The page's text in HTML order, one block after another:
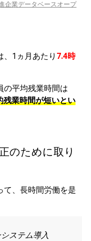
企業データベースオープ
、1ヵ月あたり 7.4時
の平均残業時間は
残業時間が短いとい
のために取り
て、長時間労働を是
ステム導入